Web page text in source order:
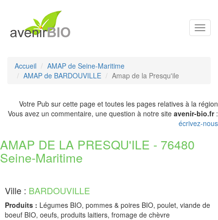
Accueil
AMAP de Seine-Maritime
AMAP de BARDOUVILLE
Amap de la Presqu'ile
Votre Pub sur cette page et toutes les pages relatives à la région
Vous avez un commentaire, une question à notre site avenir-bio.fr:
écrivez-nous
AMAP DE LA PRESQU'ILE - 76480
Seine-Maritime
Ville : BARDOUVILLE
Produits : Légumes BIO, pommes & poires BIO, poulet, viande de
boeuf BIO, oeufs, produits laitiers, fromage de chèvre